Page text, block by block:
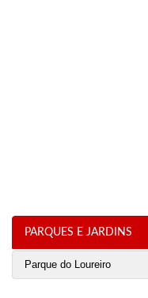
PARQUES E JARDINS
Parque do Loureiro